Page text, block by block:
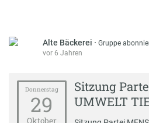
Alte Bäckerei ·Gruppe
vor 6 Jahren
Donnerstag
29
Oktober
Sitzung
UMWELT